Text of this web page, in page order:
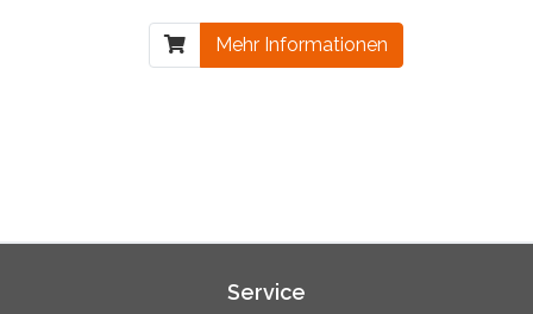
Mehr Informationen
Service